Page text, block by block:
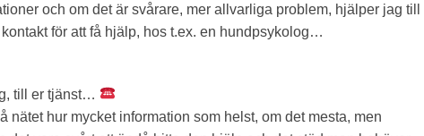
och om det är svårare, mer allvarliga problem, hjälper jag till
för att få hjälp, hos t.ex. en hundpsykolog…
till er tjänst…
nätet hur mycket information som helst, om det mesta, men